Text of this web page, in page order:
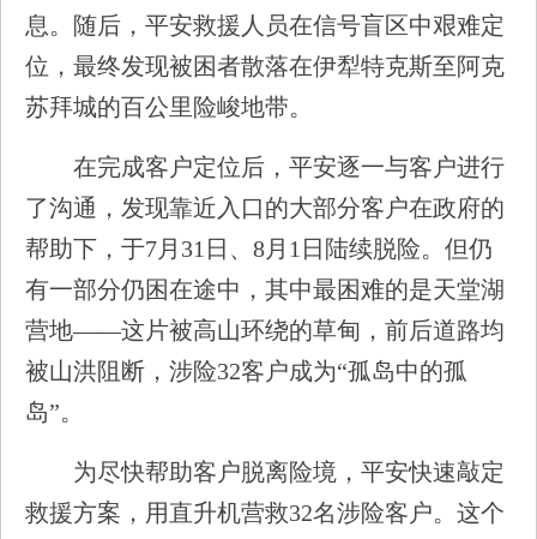
息。随后，平安救援人员在信号盲区中艰难定
位，最终发现被困者散落在伊犁特克斯至阿克
苏拜城的百公里险峻地带。
在完成客户定位后，平安逐一与客户进行
了沟通，发现靠近入口的大部分客户在政府的
帮助下，于7月31日、8月1日陆续脱险。但仍
有一部分仍困在途中，其中最困难的是天堂湖
营地——这片被高山环绕的草甸，前后道路均
被山洪阻断，涉险32客户成为“孤岛中的孤
岛”。
为尽快帮助客户脱离险境，平安快速敲定
救援方案，用直升机营救32名涉险客户。这个